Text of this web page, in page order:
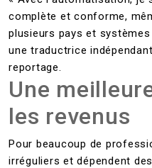
complète et conforme,
plusieurs pays et
une traductrice
reportage.
Une
les revenus
Pour beaucoup de
irréguliers et dépendent